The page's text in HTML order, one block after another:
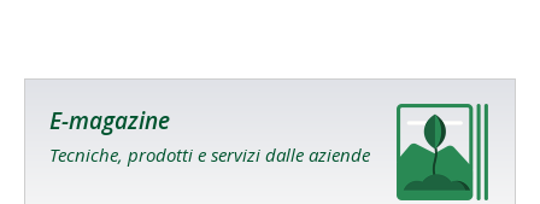
E-magazine
Tecniche, prodotti e servizi dalle aziende